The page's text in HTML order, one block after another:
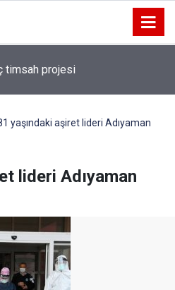
Başkan Çaykara özgürlüğüne
yaşındaki aşiret lideri Adıyaman
lideri Adıyaman